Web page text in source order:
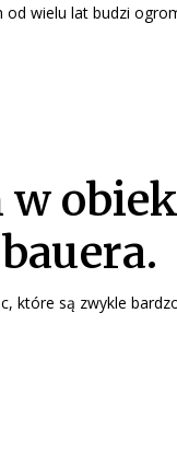
wielu lat budzi
które są zwykle